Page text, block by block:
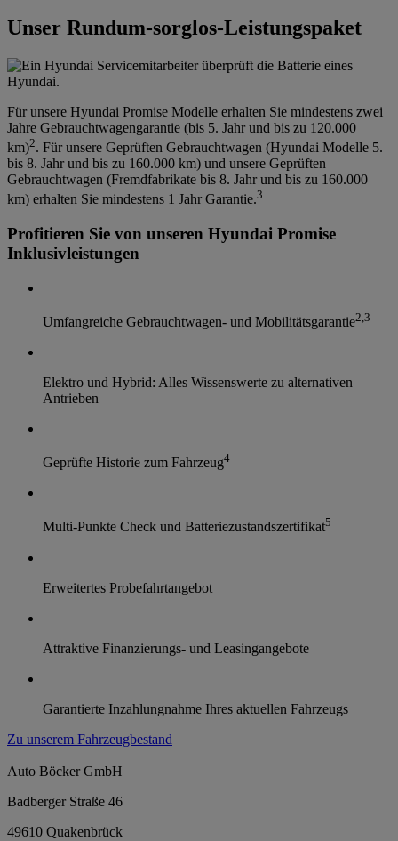
Unser Rundum-sorglos-Leistungspaket
Für unsere Hyundai Promise Modelle erhalten Sie mindestens zwei
Jahre Gebrauchtwagengarantie (bis 5. Jahr und bis zu 120.000
km)2. Für unsere Geprüften Gebrauchtwagen (Hyundai Modelle 5.
bis 8. Jahr und bis zu 160.000 km) und unsere Geprüften
Gebrauchtwagen (Fremdfabrikate bis 8. Jahr und bis zu 160.000
km) erhalten Sie mindestens 1 Jahr Garantie.3
Profitieren Sie von unseren Hyundai Promise
Inklusivleistungen
Umfangreiche Gebrauchtwagen- und Mobilitätsgarantie2 3
Elektro und Hybrid: Alles Wissenswerte zu alternativen
Antrieben
Geprüfte Historie zum Fahrzeug4
Multi-Punkte Check und Batteriezustandszertifikat5
Erweitertes Probefahrtangebot
Attraktive Finanzierungs- und Leasingangebote
Garantierte Inzahlungnahme Ihres aktuellen Fahrzeugs
Zu unserem Fahrzeugbestand
Auto Böcker GmbH
Badberger Straße 46
49610 Quakenbrück